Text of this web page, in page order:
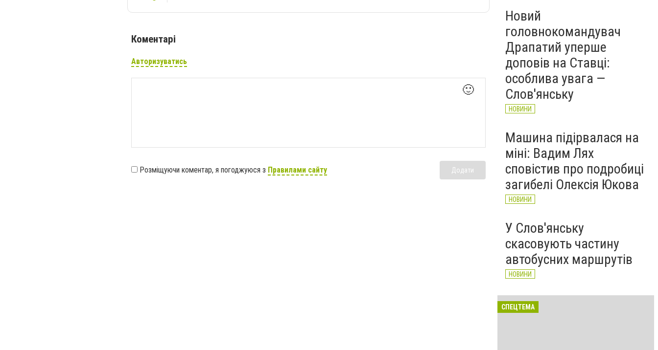
Коментарі
Авторизуватись
🙂
Розміщуючи коментар, я погоджуюся з Правилами сайту Додати
Новий
головнокомандувач
Драпатий уперше
доповів на Ставці:
особлива увага —
Слов'янську
НОВИНИ
Машина підірвалася на
міні: Вадим Лях
сповістив про подробиці
загибелі Олексія Юкова
НОВИНИ
У Слов'янську
скасовують частину
автобусних маршрутів
НОВИНИ
СПЕЦТЕМА